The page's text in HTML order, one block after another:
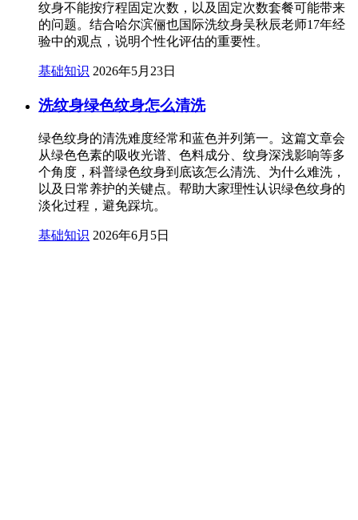
纹身不能按疗程固定次数，以及固定次数套餐可能带来
的问题。结合哈尔滨俪也国际洗纹身吴秋辰老师17年经
验中的观点，说明个性化评估的重要性。
基础知识 2026年5月23日
洗纹身绿色纹身怎么清洗
绿色纹身的清洗难度经常和蓝色并列第一。这篇文章会
从绿色色素的吸收光谱、色料成分、纹身深浅影响等多
个角度，科普绿色纹身到底该怎么清洗、为什么难洗，
以及日常养护的关键点。帮助大家理性认识绿色纹身的
淡化过程，避免踩坑。
基础知识 2026年6月5日